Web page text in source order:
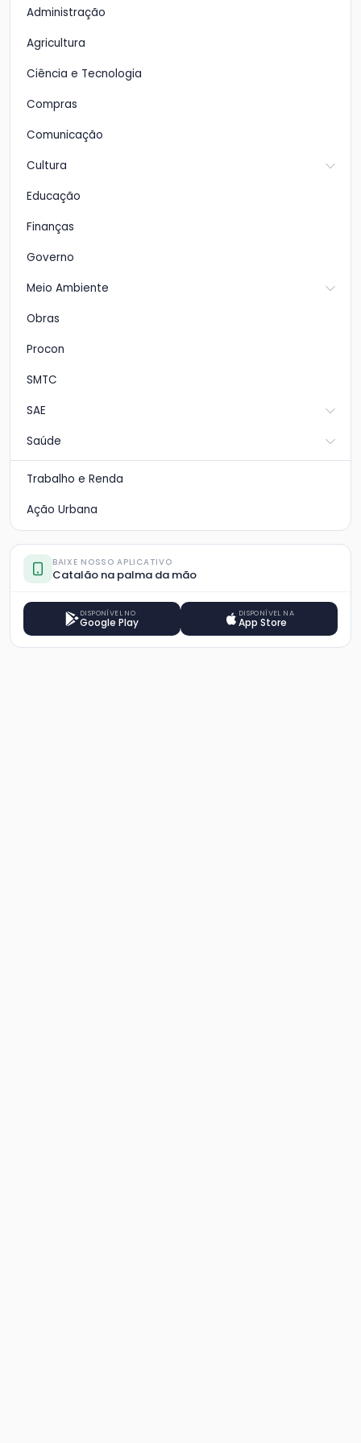
Administração
Agricultura
Ciência e Tecnologia
Compras
Comunicação
Cultura
Educação
Finanças
Governo
Meio Ambiente
Obras
Procon
SMTC
SAE
Saúde
Trabalho e Renda
Ação Urbana
BAIXE NOSSO APLICATIVO
Catalão na palma da mão
DISPONÍVEL NO
Google Play
DISPONÍVEL NA
App Store